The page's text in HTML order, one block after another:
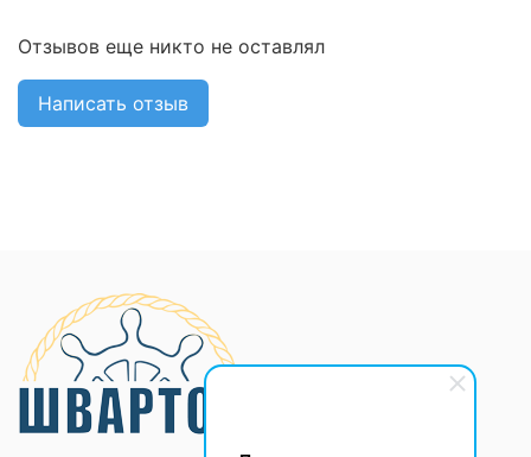
Отзывов еще никто не оставлял
Написать отзыв